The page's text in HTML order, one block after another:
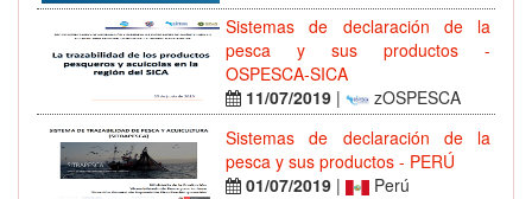
Sistemas de declaración de la
pesca y sus productos -
OSPESCA-SICA
11/07/2019 |
zOSPESCA
Sistemas de declaración de la
pesca y sus productos - PERÚ
01/07/2019 | Perú